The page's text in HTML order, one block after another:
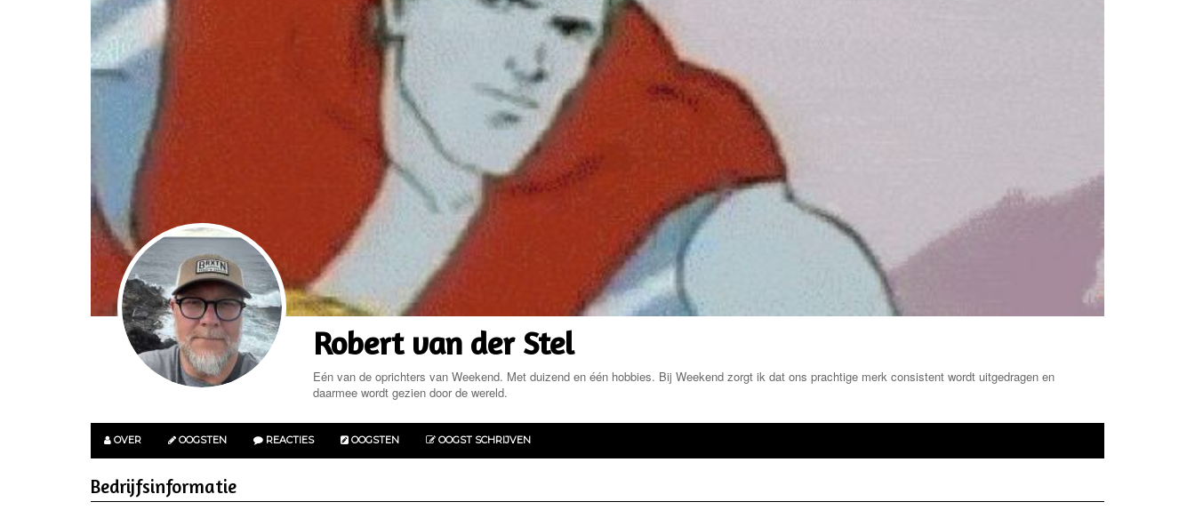
Robert van der Stel
Eén van de oprichters van Weekend. Met duizend en één hobbies. Bij Weekend zorgt ik dat ons prachtige merk consistent wordt uitgedragen en
daarmee wordt gezien door de wereld.
OVER OOGSTEN REACTIES OOGSTEN OOGST SCHRIJVEN
Bedrijfsinformatie